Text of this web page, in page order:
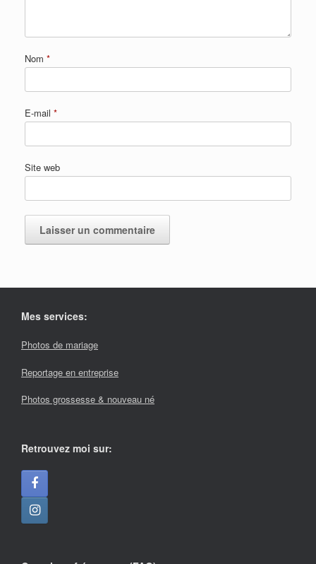
Nom *
E-mail *
Site web
Mes services:
Photos de mariage
Reportage en entreprise
Photos grossesse & nouveau né
Retrouvez moi sur: